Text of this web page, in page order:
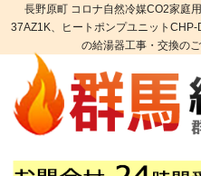
長野原町 コロナ自然冷媒CO2家庭
37AZ1K、ヒートポンプユニット
の給湯器工事・交換の